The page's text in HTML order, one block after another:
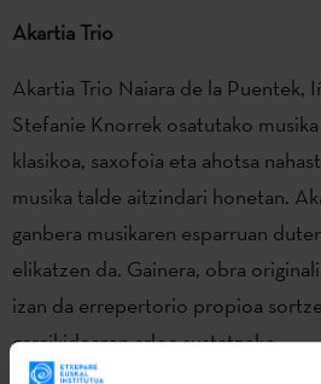
Akartia Trio
Akartia Trio Naiara de la Puentek,
Stefanie Knorrek osatutako
klasikoa, saxofoia eta ahotsa
musika talde aitzindari honetan.
ganbera musikaren esparruan
elikatzen da. Gainera, obra
izan da errepertorio propioa
garaikidearen arloa sustatzeko.